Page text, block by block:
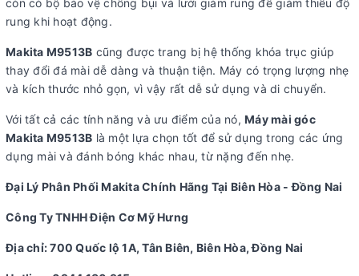
còn có bộ bảo vệ chống bụi và lưới giảm rung để giảm thiểu độ
rung khi hoạt động.
Makita M9513B cũng được trang bị hệ thống khóa trục giúp
thay đổi đá mài dễ dàng và thuận tiện. Máy có trọng lượng nhẹ
và kích thước nhỏ gọn, vì vậy rất dễ sử dụng và di chuyển.
Với tất cả các tính năng và ưu điểm của nó, Máy mài góc
Makita M9513B là một lựa chọn tốt để sử dụng trong các ứng
dụng mài và đánh bóng khác nhau, từ nặng đến nhẹ.
Đại Lý Phân Phối Makita Chính Hãng Tại Biên Hòa - Đồng Nai
Công Ty TNHH Điện Cơ Mỹ Hưng
Địa chỉ: 700 Quốc lộ 1A, Tân Biên, Biên Hòa, Đồng Nai